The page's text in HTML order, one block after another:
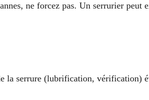
ne forcez pas. Un serrurier peut
la serrure (lubrification, vérification)